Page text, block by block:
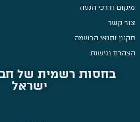
מיקום ודרכי הגעה
צור קשר
תקנון ותנאי הרשמה
הצהרת נגישות
בחסות רשמית של
ישראל